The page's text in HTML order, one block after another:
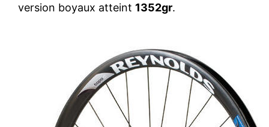
version boyaux atteint 1352gr.